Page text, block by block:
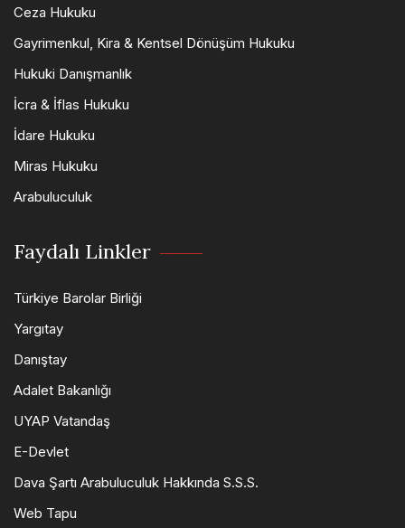
Ceza Hukuku
Gayrimenkul, Kira & Kentsel Dönüşüm Hukuku
Hukuki Danışmanlık
İcra & İflas Hukuku
İdare Hukuku
Miras Hukuku
Arabuluculuk
Faydalı Linkler
Türkiye Barolar Birliği
Yargıtay
Danıştay
Adalet Bakanlığı
UYAP Vatandaş
E-Devlet
Dava Şartı Arabuluculuk Hakkında S.S.S.
Web Tapu